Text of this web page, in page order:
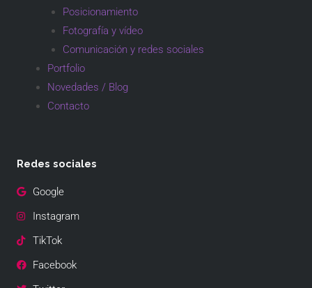
Posicionamiento
Fotografía y vídeo
Comunicación y redes sociales
Portfolio
Novedades / Blog
Contacto
Redes sociales
Google
Instagram
TikTok
Facebook